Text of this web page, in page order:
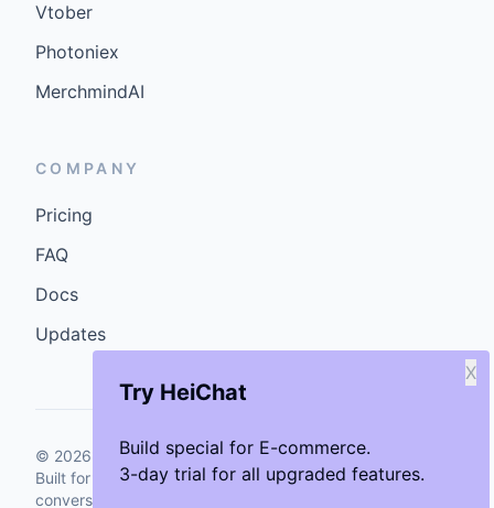
Try HeiChat
Build special for E-commerce.
3-day trial for all upgraded features.
X
Vtober
Photoniex
MerchmindAI
COMPANY
Pricing
FAQ
Docs
Updates
© 2026 GenCybers Inc. All rights reserved.
Built for storefronts that want faster answers and cleaner
conversions.